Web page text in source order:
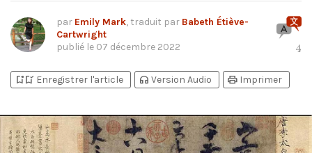
par Emily Mark, traduit par Babeth Étiève-
Cartwright
publié le 07 décembre 2022 4
bookmark_addbookmark_added Enregistrer l'article headphones Version Audio print Imprimer